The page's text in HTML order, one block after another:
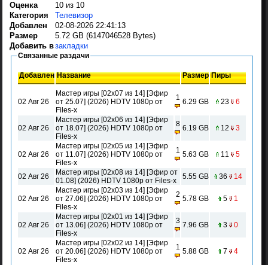
Оценка
10 из 10
Категория
Телевизор
Добавлен
02-08-2026 22:41:13
Размер
5.72 GB (6147046528 Bytes)
Добавить взакладки
Связанные раздачи
Добавлен Название Размер Пиры
02 Авг 26
Мастер игры [02x07 из 14] [Эфир
от 25.07] (2026) HDTV 1080р от
Files-x
1 6.29 GB 23 6
02 Авг 26
Мастер игры [02x06 из 14] [Эфир
от 18.07] (2026) HDTV 1080р от
Files-x
8 6.19 GB 12 3
02 Авг 26
Мастер игры [02x05 из 14] [Эфир
от 11.07] (2026) HDTV 1080р от
Files-x
1 5.63 GB 11 5
02 Авг 26
Мастер игры [02x08 из 14] [Эфир от
01.08] (2026) HDTV 1080р от Files-x
5.55 GB 36 14
02 Авг 26
Мастер игры [02x03 из 14] [Эфир
от 27.06] (2026) HDTV 1080р от
Files-x
2 5.78 GB 5 1
02 Авг 26
Мастер игры [02x01 из 14] [Эфир
от 13.06] (2026) HDTV 1080р от
Files-x
3 7.96 GB 3 0
02 Авг 26
Мастер игры [02x02 из 14] [Эфир
от 20.06] (2026) HDTV 1080р от
Files-x
1 5.88 GB 7 4